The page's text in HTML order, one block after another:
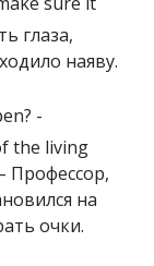
глаза,
наяву.
-
the living
Профессор,
на
очки.